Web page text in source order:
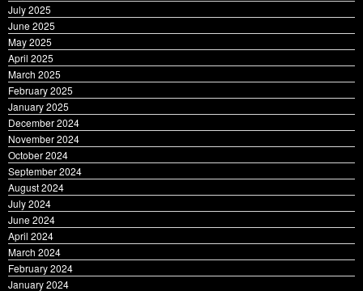
June 2025
May 2025
April 2025
March 2025
February 2025
January 2025
December 2024
November 2024
October 2024
September 2024
August 2024
July 2024
June 2024
April 2024
March 2024
February 2024
January 2024
December 2023